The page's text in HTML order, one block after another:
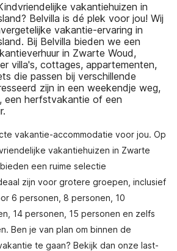
vakantiehuizen in
Belvilla is dé plek voor jou! Wij
vakantie-ervaring in
Bij Belvilla bieden we een
in Zwarte Woud,
villa's, cottages, appartementen,
die passen bij verschillende
zijn in een weekendje weg,
een herfstvakantie of een
vakantie-accommodatie voor jou. Op
vakantiehuizen in Zwarte
een ruime selectie
zijn voor grotere groepen, inclusief
6 personen, 8 personen, 10
14 personen, 15 personen en zelfs
Ben je van plan om binnen de
te gaan? Bekijk dan onze last-